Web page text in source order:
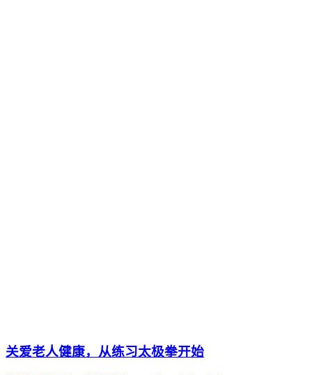
关爱老人健康，从练习太极拳开始